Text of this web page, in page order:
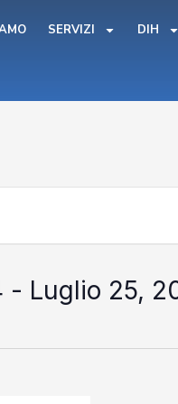
SERVIZI DIH
- Luglio 25,